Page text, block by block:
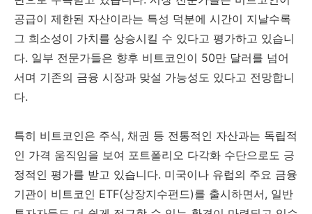
공급이 제한된 자산이라는 특성 덕분에 시간이 지날수록
그 희소성이 가치를 상승시킬 수 있다고 평가하고 있습니
다. 일부 전문가들은 향후 비트코인이 50만 달러를 넘어
서며 기존의 금융 시장과 맞설 가능성도 있다고 전망합니
다.
특히 비트코인은 주식, 채권 등 전통적인 자산과는 독립적
인 가격 움직임을 보여 포트폴리오 다각화 수단으로도 긍
정적인 평가를 받고 있습니다. 미국이나 유럽의 주요 금융
기관이 비트코인 ETF(상장지수펀드)를 출시하면서, 일반